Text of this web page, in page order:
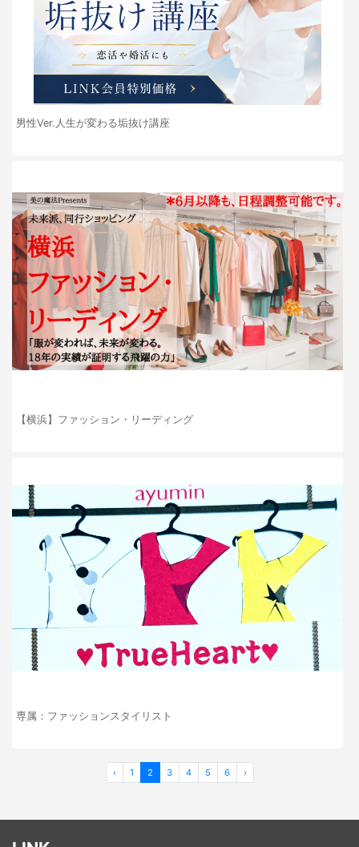
男性Ver.人生が変わる垢抜け講座
【横浜】ファッション・リーディング
専属：ファッションスタイリスト
‹ 1 2 3 4 5 6 ›